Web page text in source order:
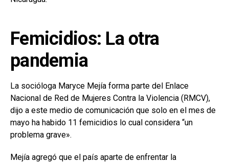
Femicidios: La otra
pandemia
La socióloga Maryce Mejía forma parte del Enlace
Nacional de Red de Mujeres Contra la Violencia (RMCV),
dijo a este medio de comunicación que solo en el mes de
mayo ha habido 11 femicidios lo cual considera “un
problema grave».
Mejía agregó que el país aparte de enfrentar la